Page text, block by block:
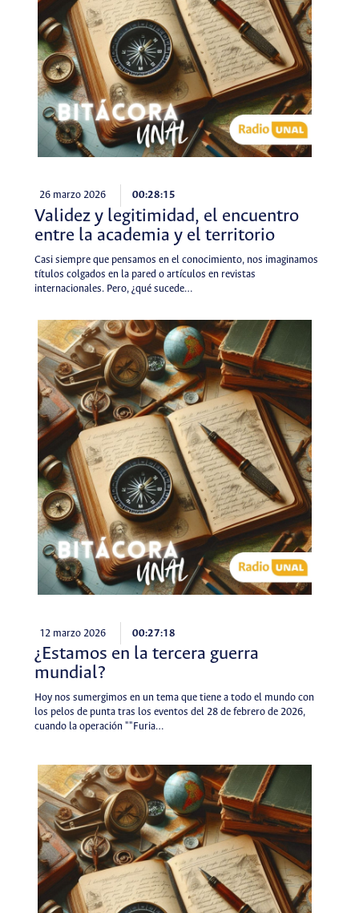
26 marzo 2026 00:28:15
Validez y legitimidad, el encuentro
entre la academia y el territorio
Casi siempre que pensamos en el conocimiento, nos imaginamos
títulos colgados en la pared o artículos en revistas
internacionales. Pero, ¿qué sucede…
12 marzo 2026 00:27:18
¿Estamos en la tercera guerra
mundial?
Hoy nos sumergimos en un tema que tiene a todo el mundo con
los pelos de punta tras los eventos del 28 de febrero de 2026,
cuando la operación ""Furia…